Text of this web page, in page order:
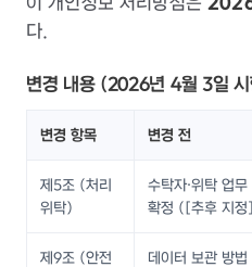
다.
변경 내용 (2026년 4월 3일
변경 항목 변경 전
제5조 (처리
위탁)
수탁자·위탁 업무
확정 ([추후 지
제9조 (안전
데이터 보관 방법